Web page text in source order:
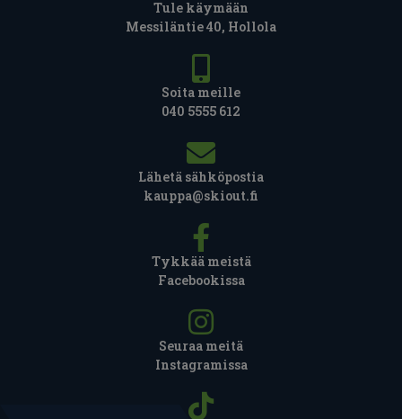
Tule käymään
Messiläntie 40, Hollola
Soita meille
040 5555 612
Lähetä sähköpostia
kauppa@skiout.fi
Tykkää meistä
Facebookissa
Seuraa meitä
Instagramissa